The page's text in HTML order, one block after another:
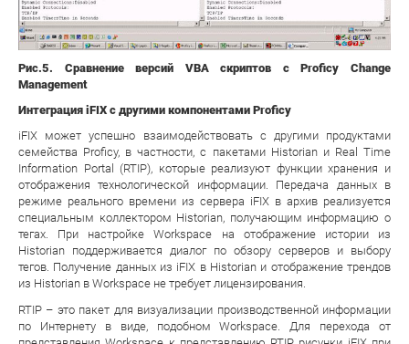
Рис.5. Сравнение версий VBA скриптов с Proficy Change
Management
Интеграция iFIX с другими компонентами Proficy
iFIX может успешно взаимодействовать с другими продуктами
семейства Proficy, в частности, с пакетами Historian и Real Time
Information Portal (RTIP), которые реализуют функции хранения и
отображения технологической информации. Передача данных в
режиме реального времени из сервера iFIX в архив реализуется
специальным коллектором Historian, получающим информацию о
тегах. При настройке Workspace на отображение истории из
Historian поддерживается диалог по обзору серверов и выбору
тегов. Получение данных из iFIX в Historian и отображение трендов
из Historian в Workspace не требует лицензирования.
RTIP – это пакет для визуализации производственной информации
по Интернету в виде, подобном Workspace. Для перехода от